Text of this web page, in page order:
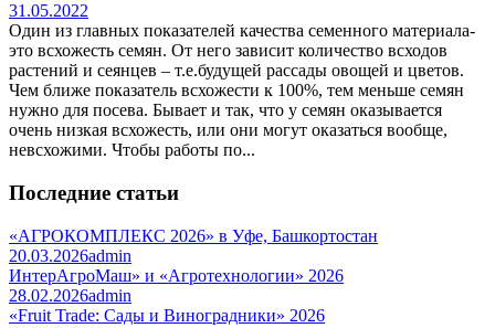
31.05.2022
Один из главных показателей качества семенного материала-
это всхожесть семян. От него зависит количество всходов
растений и сеянцев – т.е.будущей рассады овощей и цветов.
Чем ближе показатель всхожести к 100%, тем меньше семян
нужно для посева. Бывает и так, что у семян оказывается
очень низкая всхожесть, или они могут оказаться вообще,
невсхожими. Чтобы работы по...
Последние статьи
«АГРОКОМПЛЕКС 2026» в Уфе, Башкортостан
20.03.2026admin
ИнтерАгроМаш» и «Агротехнологии» 2026
28.02.2026admin
«Fruit Trade: Сады и Виноградники» 2026